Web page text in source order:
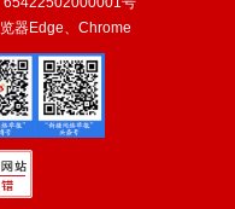
器Edge、Chrome